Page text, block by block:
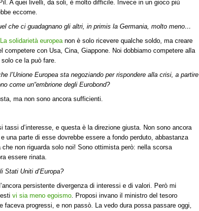
A quei livelli, da soli, è molto difficile. Invece in un gioco più
eccome.
che ci guadagnano gli altri, in primis la Germania, molto meno…
La solidarietà europea non è solo ricevere qualche soldo, ma creare
con Usa, Cina, Giappone. Noi dobbiamo competere alla
ce la può fare.
l’Unione Europea sta negoziando per rispondere alla crisi, a partire
come un“embrione degli Eurobond?
ma non sono ancora sufficienti.
tassi d’interesse, e questa è la direzione giusta. Non sono ancora
una parte di esse dovrebbe essere a fondo perduto, abbastanza
non riguarda solo noi! Sono ottimista però: nella scorsa
essere rinata.
Stati Uniti d’Europa?
persistente divergenza di interessi e di valori. Però mi
vi sia meno egoismo. Proposi invano il ministro del tesoro
faceva progressi, e non passò. La vedo dura possa passare oggi,